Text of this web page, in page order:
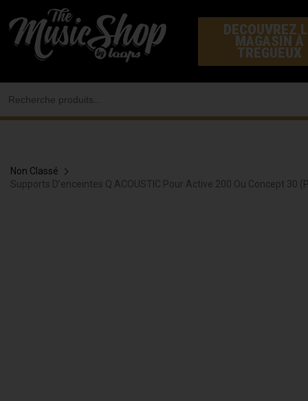
au
contenu
DECOUVREZ
MAGASIN À
TREGUEUX
Non Classé
Supports D’enceintes Q ACOUSTIC Pour Active 200 Ou Concept 30